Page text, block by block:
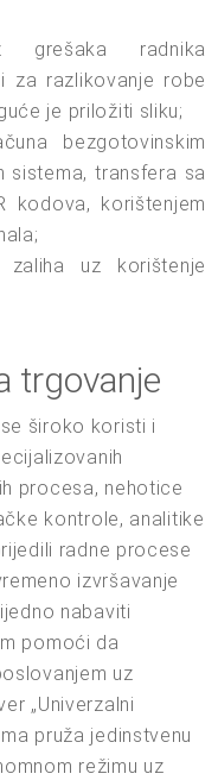
radnika
za razlikovanje robe
je priložiti sliku;
bezgotovinskim
sistema, transfera sa
kodova, korištenjem
uz korištenje
trgovanje
široko koristi i
procesa, nehotice
kontrole, analitike
radne procese
izvršavanje
nabaviti
pomoći da
uz
„Univerzalni
pruža jedinstvenu
režimu uz